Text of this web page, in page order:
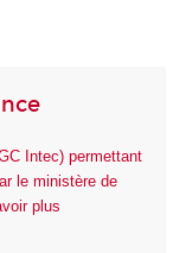
Intec) permettant
le ministère de
plus